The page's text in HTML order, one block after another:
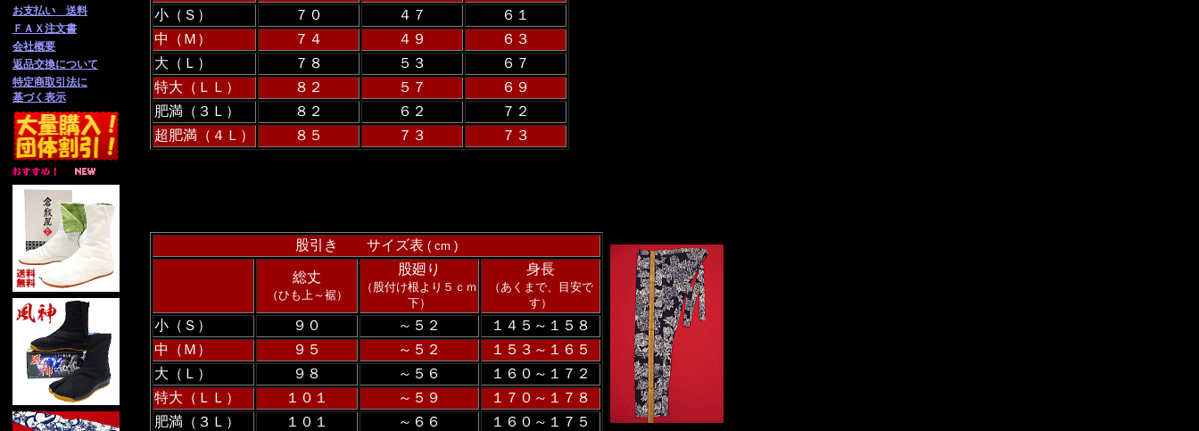
お支払い 送料
ＦＡＸ注文書
会社概要
返品交換について
特定商取引法に
基づく表示
小（Ｓ） ７０ ４７
６１
中（Ｍ）
７４ ４９
６３
大（Ｌ）
７８ ５３
６７
特大（ＬＬ）
８２ ５７
６９
肥満（３Ｌ）
８２ ６２
７２
超肥満（４Ｌ）
８５ ７３ ７３
股引き サイズ表 ( cm )
総丈
（ひも上～裾）
股廻り
（股付け根より５ｃｍ
下）
身長
（あくまで、目安で
す）
小（Ｓ） ９０ ～５２
１４５～１５８
中（Ｍ）
９５ ～５２
１５３～１６５
大（Ｌ）
９８ ～５６
１６０～１７２
特大（ＬＬ）
１０１ ～５９
１７０～１７８
肥満（３Ｌ）
１０１ ～６６ １６０～１７５